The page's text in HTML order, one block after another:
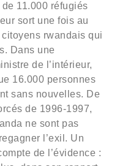
11.000 réfugiés
sort une fois au
rwandais qui
Dans une
de l’intérieur,
16.000 personnes
sans nouvelles. De
de 1996-1997,
ne sont pas
l’exil. Un
de l’évidence :